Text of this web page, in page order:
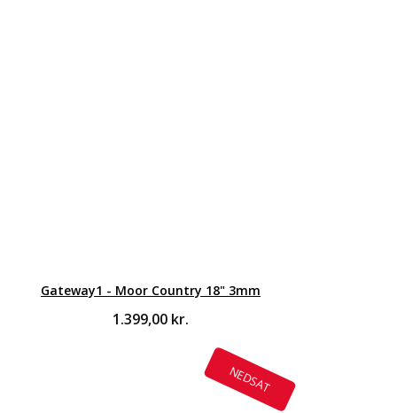
Gateway1 - Moor Country 18" 3mm
1.399,00 kr.
NEDSAT